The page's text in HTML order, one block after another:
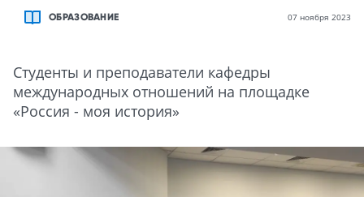
ОБРАЗОВАНИЕ 07 ноября 2023
Студенты и преподаватели кафедры
международных отношений на площадке
«Россия - моя история»